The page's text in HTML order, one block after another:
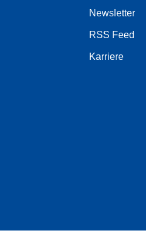
Newsletter
RSS Feed
Karriere